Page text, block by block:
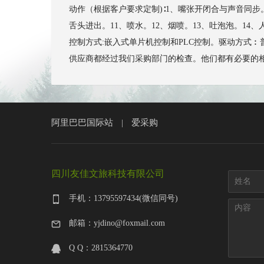
动作（根据客户要求定制)∶1、嘴张开闭合与声音同
舌头进出。11、喷水。12、烟喷。13、吐泡泡。14
控制方式:嵌入式单片机控制和PLC控制。驱动方式
供应商都经过我们采购部门的检查。他们都有必要的
阿里巴巴国际站 爱采购
四川友佳文旅科技有限公司
手机：13795597434(微信同号)
邮箱：yjdino@foxmail.com
Q Q：2815364770